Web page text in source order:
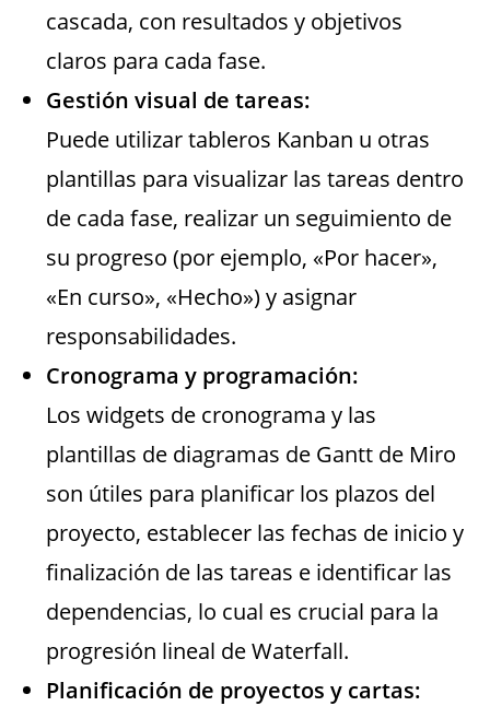
cascada, con resultados y objetivos
claros para cada fase.
Gestión visual de tareas:
Puede utilizar tableros Kanban u otras
plantillas para visualizar las tareas dentro
de cada fase, realizar un seguimiento de
su progreso (por ejemplo, «Por hacer»,
«En curso», «Hecho») y asignar
responsabilidades.
Cronograma y programación:
Los widgets de cronograma y las
plantillas de diagramas de Gantt de Miro
son útiles para planificar los plazos del
proyecto, establecer las fechas de inicio y
finalización de las tareas e identificar las
dependencias, lo cual es crucial para la
progresión lineal de Waterfall.
Planificación de proyectos y cartas: